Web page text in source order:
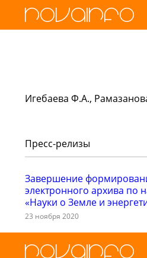
Игебаева Ф.А.,
Пресс-релизы
Завершение
электронного архива по
«Науки о Земле и
23 ноября 2020